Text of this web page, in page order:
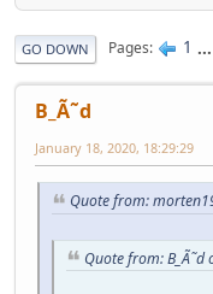
GO DOWN Pages 1 ...
B_Ã˜d
January 18, 2020, 18:29:29
Quote from:
Quote from: